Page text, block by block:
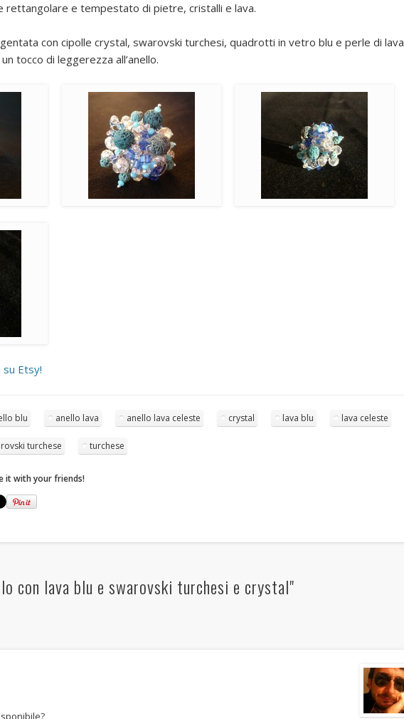
Archives
July 2014
January 2014
December 2013
November 2013
October 2013
September 2013
August 2013
Log in
Entries
rettangolare e tempestato di pietre, cristalli e lava.
con cipolle crystal, swarovski turchesi, quadrotti in vetro blu e perle di lava
tocco di leggerezza all’anello.
Etsy!
blu anello lava anello lava celeste crystal lava blu lava celeste
turchese turchese
it with your friends!
con lava blu e swarovski turchesi e crystal"